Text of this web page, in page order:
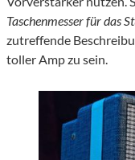
Taschenmesser für das
zutreffende
toller Amp zu sein.